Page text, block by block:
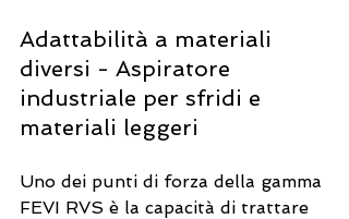
Adattabilità a materiali
diversi - Aspiratore
industriale per sfridi e
materiali leggeri
Uno dei punti di forza della gamma
FEVI RVS è la capacità di trattare